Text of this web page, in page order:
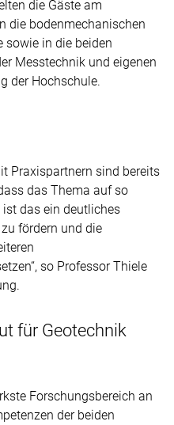
die Gäste am
die bodenmechanischen
sowie in die beiden
Messtechnik und eigenen
der Hochschule.
Praxispartnern sind bereits
das Thema auf so
das ein deutliches
fördern und die
so Professor Thiele
für Geotechnik
Forschungsbereich an
der beiden